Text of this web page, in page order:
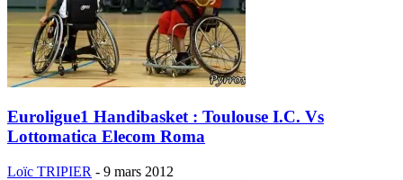
Euroligue1 Handibasket : Toulouse I.C. Vs
Lottomatica Elecom Roma
Loïc TRIPIER - 9 mars 2012